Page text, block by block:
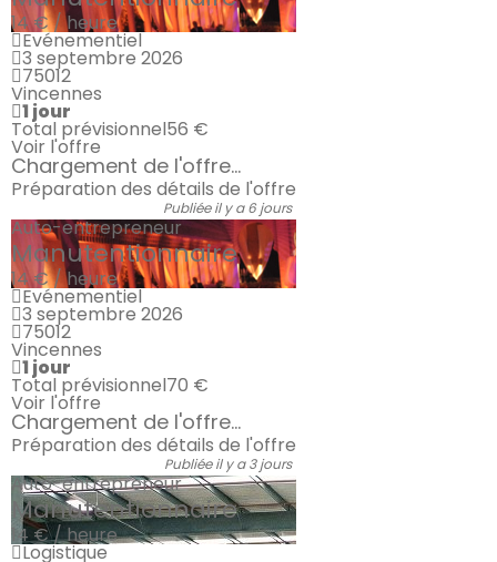
14 € / heure
Evénementiel
3 septembre 2026
75012
Vincennes
1 jour
Total prévisionnel56 €
Voir l'offre
Chargement de l'offre...
Préparation des détails de l'offre
Publiée il y a 6 jours
Auto-entrepreneur
Manutentionnaire
14 € / heure
Evénementiel
3 septembre 2026
75012
Vincennes
1 jour
Total prévisionnel70 €
Voir l'offre
Chargement de l'offre...
Préparation des détails de l'offre
Publiée il y a 3 jours
Auto-entrepreneur
Manutentionnaire
14 € / heure
Logistique